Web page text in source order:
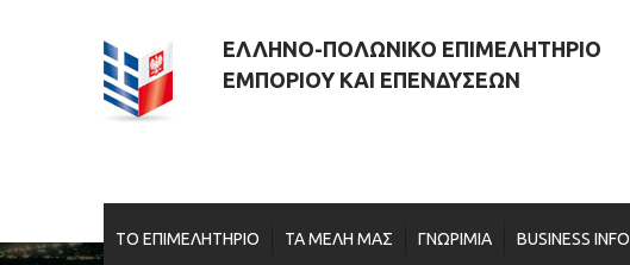
ΕΛΛΗΝΟ-ΠΟΛΩΝΙΚΟ ΕΠΙΜΕΛΗΤΗΡΙΟ
ΕΜΠΟΡΙΟΥ ΚΑΙ ΕΠΕΝΔΥΣΕΩΝ
ΤΟ ΕΠΙΜΕΛΗΤΗΡΙΟ ΤΑ ΜΕΛΗ ΜΑΣ ΓΝΩΡΙΜΙΑ BUSINESS INFO